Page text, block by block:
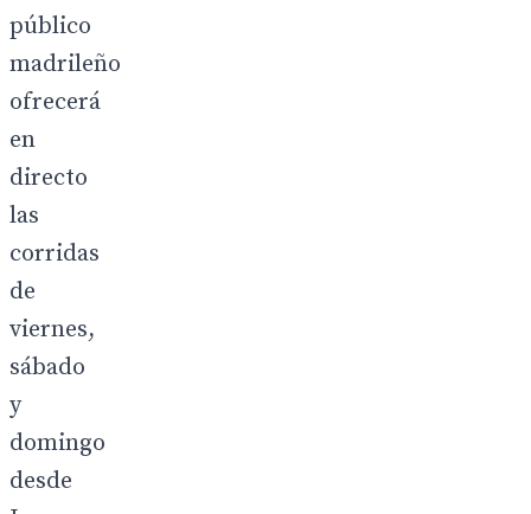
público
madrileño
ofrecerá
en
directo
las
corridas
de
viernes,
sábado
y
domingo
desde